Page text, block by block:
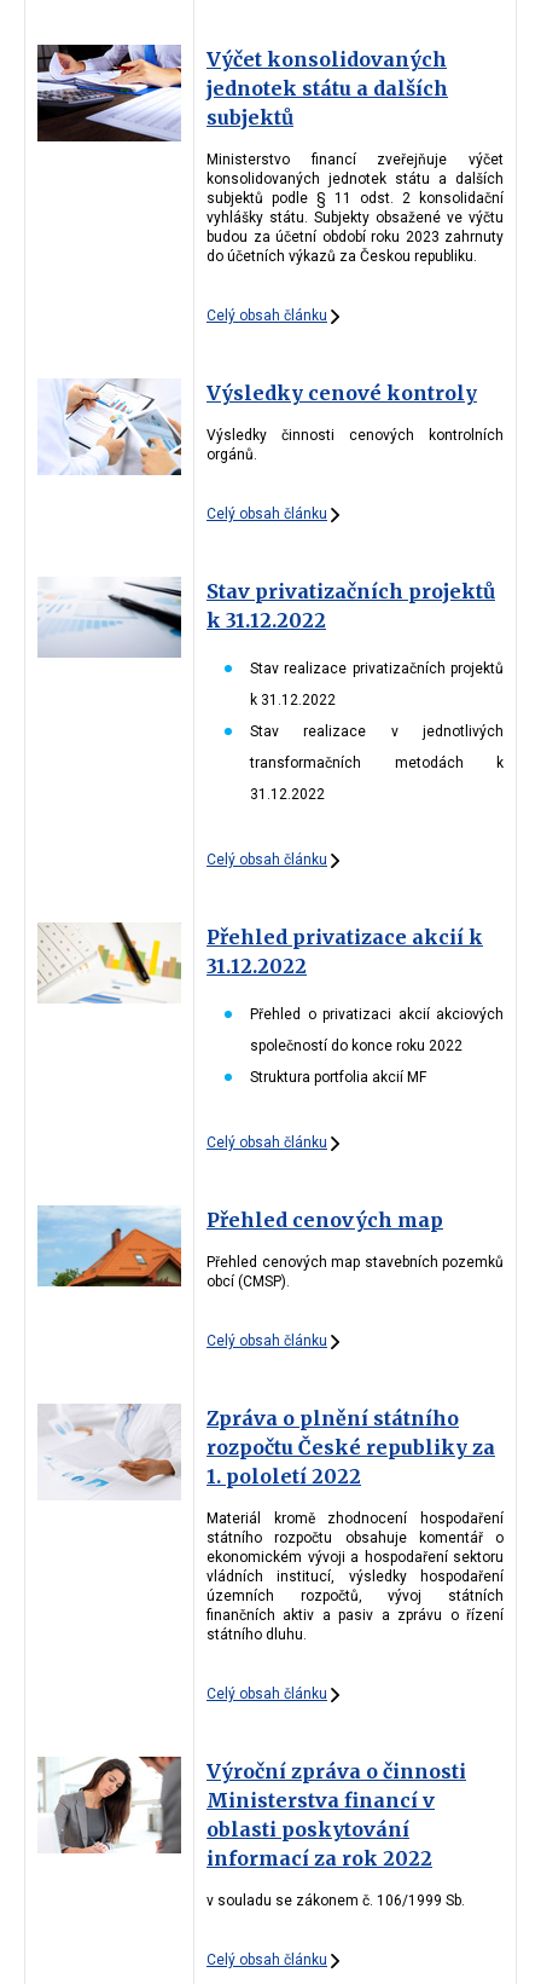
Výčet konsolidovaných
jednotek státu a dalších
subjektů
Ministerstvo financí zveřejňuje výčet
konsolidovaných jednotek státu a dalších
subjektů podle § 11 odst. 2 konsolidační
vyhlášky státu. Subjekty obsažené ve výčtu
budou za účetní období roku 2023 zahrnuty
do účetních výkazů za Českou republiku.
Celý obsah článku
Výsledky cenové kontroly
Výsledky činnosti cenových kontrolních
orgánů.
Celý obsah článku
Stav privatizačních projektů
k 31.12.2022
Stav realizace privatizačních projektů
k 31.12.2022
Stav realizace v jednotlivých
transformačních metodách k
31.12.2022
Celý obsah článku
Přehled privatizace akcií k
31.12.2022
Přehled o privatizaci akcií akciových
společností do konce roku 2022
Struktura portfolia akcií MF
Celý obsah článku
Přehled cenových map
Přehled cenových map stavebních pozemků
obcí (CMSP).
Celý obsah článku
Zpráva o plnění státního
rozpočtu České republiky za
1. pololetí 2022
Materiál kromě zhodnocení hospodaření
státního rozpočtu obsahuje komentář o
ekonomickém vývoji a hospodaření sektoru
vládních institucí, výsledky hospodaření
územních rozpočtů, vývoj státních
finančních aktiv a pasiv a zprávu o řízení
státního dluhu.
Celý obsah článku
Výroční zpráva o činnosti
Ministerstva financí v
oblasti poskytování
informací za rok 2022
v souladu se zákonem č. 106/1999 Sb.
Celý obsah článku